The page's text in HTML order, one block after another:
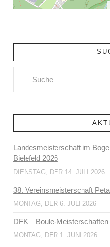
Landesmeisterschaft im
Bielefeld 2026
DIENSTAG, DER 14. JULI 2026
38. Vereinsmeisterschaft
MONTAG, DER 6. JULI 2026
DFK – Boule-
MONTAG, DER 1. JUNI 2026